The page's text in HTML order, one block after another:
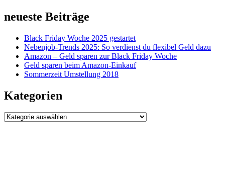
neueste Beiträge
Black Friday Woche 2025 gestartet
Nebenjob-Trends 2025: So verdienst du flexibel Geld dazu
Amazon – Geld sparen zur Black Friday Woche
Geld sparen beim Amazon-Einkauf
Sommerzeit Umstellung 2018
Kategorien
Kategorien